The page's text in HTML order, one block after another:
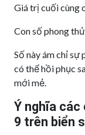
Giá trị cuối cùng
Con số phong
Số này ám chỉ sự
có thể hồi phục
mới mẻ.
Ý nghĩa các
9 trên biển